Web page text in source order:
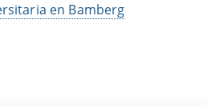
en Bamberg